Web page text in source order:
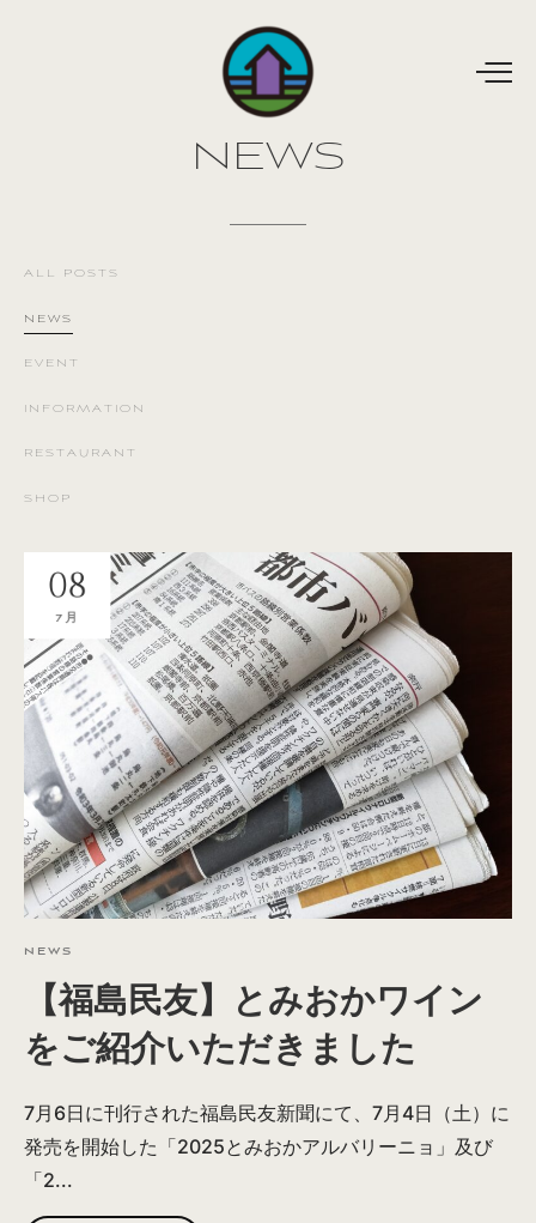
NEWS
ALL POSTS
NEWS
EVENT
INFORMATION
RESTAURANT
SHOP
08
7月
NEWS
【福島民友】とみおかワイン
をご紹介いただきました
7月6日に刊行された福島民友新聞にて、7月4日（土）に
発売を開始した「2025とみおかアルバリーニョ」及び
「2...